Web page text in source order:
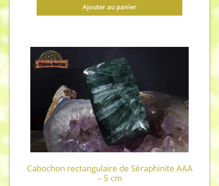
Ajouter au panier
Cabochon rectangulaire de Séraphinite AAA
– 5 cm